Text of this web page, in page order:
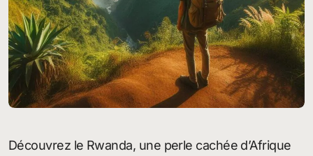
Découvrez le Rwanda, une perle cachée d’Afrique